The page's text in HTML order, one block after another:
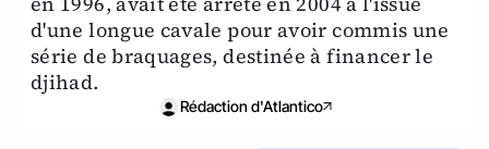
d'une longue cavale pour avoir commis une
série de braquages, destinée à financer le
djihad.
Rédaction d'Atlantico